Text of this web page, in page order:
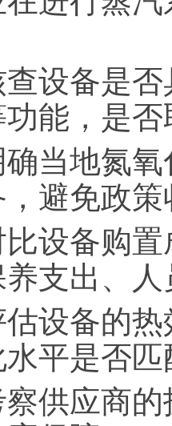
查设备是
能，是
确当地氮
避免政
比设备购
支出、
估设备的
平是否
察供应商